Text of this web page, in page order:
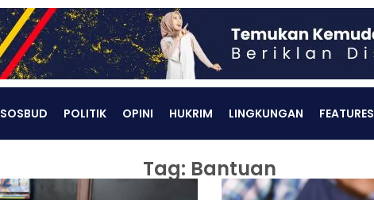
SOSBUD POLITIK OPINI HUKRIM LINGKUNGAN FEATURES
Tag: Bantuan